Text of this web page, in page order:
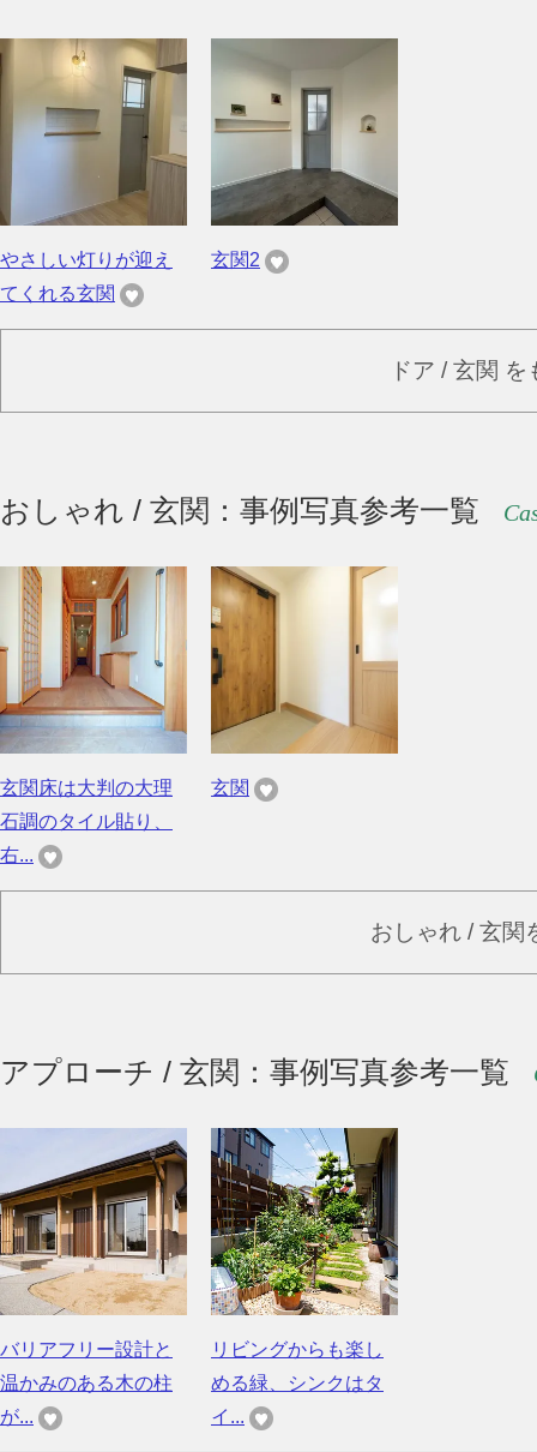
やさしい灯りが迎え
てくれる玄関
玄関2
ドア / 玄関
おしゃれ / 玄関：事例写真参考一覧
玄関床は大判の大理
石調のタイル貼り、
右...
玄関
おしゃれ / 玄関
アプローチ / 玄関：事例写真参考一覧
バリアフリー設計と
温かみのある木の柱
が...
リビングからも楽し
める緑、シンクはタ
イ...